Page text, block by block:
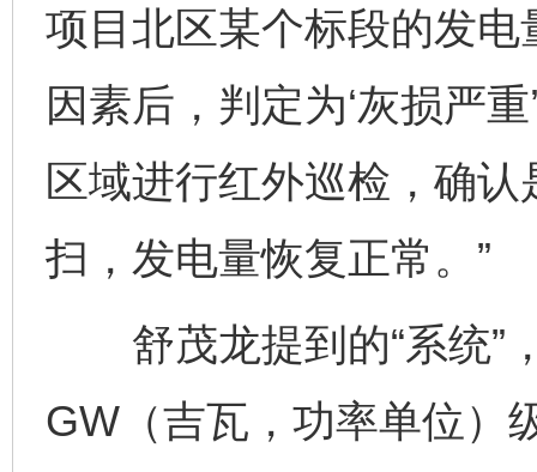
项目北区某个标段的发
因素后，判定为‘灰损严
区域进行红外巡检，确
扫，发电量恢复正常。”
舒茂龙提到的“系统”
GW（吉瓦，功率单位）